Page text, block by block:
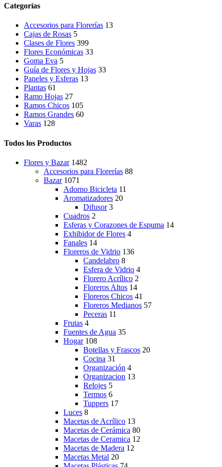
Categorías
Accesorios para Florerías 13
Cajas de Rosas 5
Clases de Flores 399
Flores Económicas 33
Goma Eva 5
Guía de Flores y Hojas 33
Paneles y Esferas 13
Plantas 61
Ramo Hojas 27
Ramos Chicos 105
Ramos Grandes 60
Varas 128
Todos los Productos
Flores y Bazar 1482
Accesorios para Florerías 88
Bazar 1071
Adorno Bicicleta 11
Aromatizadores 20
Difusor 3
Cuadros 2
Esferas y Corazones de Espuma 14
Exhibidor de Flores 4
Fanales 14
Floreros de Vidrio 136
Candelabro 8
Esfera de Vidrio 4
Florero Acrílico 2
Floreros Altos 14
Floreros Chicos 41
Floreros Medianos 57
Peceras 11
Frutas 4
Fuentes de Agua 35
Hogar 108
Botellas y Frascos 20
Cocina 31
Organización 4
Organizacion 13
Relojes 5
Termos 6
Tuppers 17
Luces 8
Macetas de Acrílico 13
Macetas de Cerámica 80
Macetas de Ceramica 12
Macetas de Madera 12
Macetas Metal 20